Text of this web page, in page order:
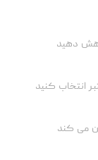
دهید
انتخاب کنید
می کند